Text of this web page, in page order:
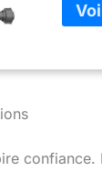
facile
confiance.